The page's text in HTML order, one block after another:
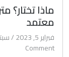
ماذا
معتمد
فبراير 5, 2023 /
Comment